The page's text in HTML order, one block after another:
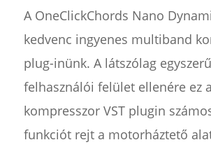
A OneClickChords Nano
kedvenc ingyenes multiband
plug-inünk. A látszólag
felhasználói felület ellenére ez
kompresszor VST plugin
funkciót rejt a motorháztető